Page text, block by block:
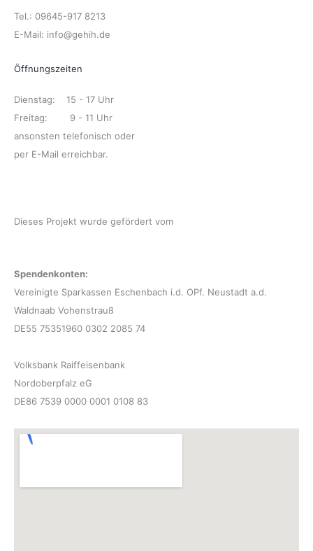
Tel.: 09645-917 8213
E-Mail: info@gehih.de
Öffnungszeiten
Dienstag: 15 - 17 Uhr
Freitag: 9 - 11 Uhr
ansonsten telefonisch oder
per E-Mail erreichbar.
Dieses Projekt wurde gefördert vom
Spendenkonten:
Vereinigte Sparkassen Eschenbach i.d. OPf. Neustadt a.d.
Waldnaab Vohenstrauß
DE55 75351960 0302 2085 74
Volksbank Raiffeisenbank
Nordoberpfalz eG
DE86 7539 0000 0001 0108 83